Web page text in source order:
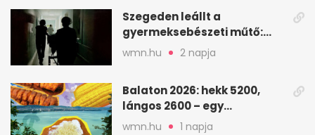
Szegeden leállt a
gyermeksebészeti műtő:
elfogytak a tartalékok
wmn.hu 2 napja
Balaton 2026: hekk 5200,
lángos 2600 – egy
strandnap gyorsan tízezres
wmn.hu 1 napja